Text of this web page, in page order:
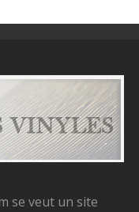
se veut un site